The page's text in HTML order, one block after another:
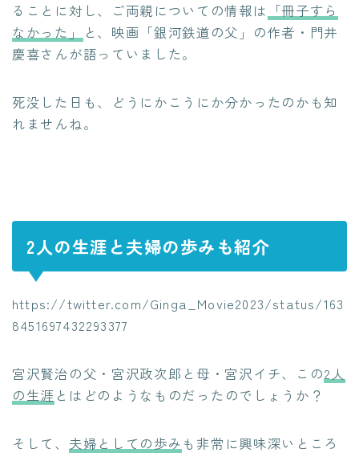
ることに対し、ご両親についての情報は 「冊子すら
なかった」
と、映画「銀河鉄道の父」の作者・門井
慶喜さんが語っていました。
死没した日も、どうにかこうにか分かったのかも知
れませんね。
2人の生涯と夫婦の歩みも紹介
https://twitter.com/Ginga_Movie2023/status/163
8451697432293377
宮沢賢治の父・宮沢政次郎と母・宮沢イチ、この2人
の生涯 とはどのようなものだったのでしょうか？
そして、 夫婦としての歩みも非常に興味深いところ